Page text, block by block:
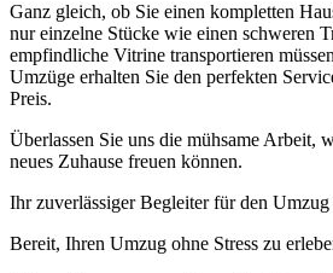
Ganz gleich, ob Sie einen kompletten
nur einzelne Stücke wie einen schweren
empfindliche Vitrine transportieren
Umzüge erhalten Sie den perfekten
Preis.
Überlassen Sie uns die mühsame Arbeit,
neues Zuhause freuen können.
Ihr zuverlässiger Begleiter für den
Bereit, Ihren Umzug ohne Stress zu